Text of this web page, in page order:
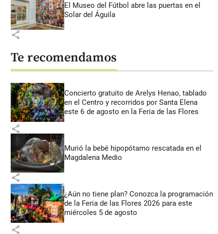
El Museo del Fútbol abre las puertas en el
Solar del Águila
share
Te recomendamos
Concierto gratuito de Arelys Henao, tablado
en el Centro y recorridos por Santa Elena
este 6 de agosto en la Feria de las Flores
share
Murió la bebé hipopótamo rescatada en el
Magdalena Medio
share
¿Aún no tiene plan? Conozca la programación
de la Feria de las Flores 2026 para este
miércoles 5 de agosto
share